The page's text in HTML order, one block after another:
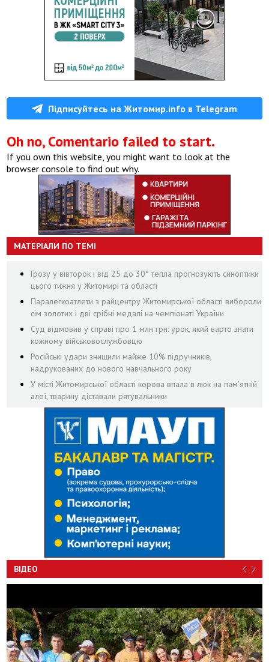
Підписуйтесь на Житомир.info в Telegram
Oh no, Comentario failed to start.
If you own this website, you might want to look at the
browser console to find out why.
МАТЕРІАЛИ ПО ТЕМІ
Грозу у вівторок і від 25 до 30° тепла прогнозують синоптики
цього тижня у Житомирі та області
Паралегкоатлети з райцентру Житомирської області вибороли
сім золотих і дві срібні медалі на чемпіонаті України
Суд відмовив у справі про 1 млн грн: урок, який варто знати
кожному військовослужбовцю
Російські удари знищили майже 10% підручників,
надрукованих до нового навчального року
У місті Житомирської області корова впала в люк на пам’ятній
алеї, тварину діставали рятувальники
ВІДЕО